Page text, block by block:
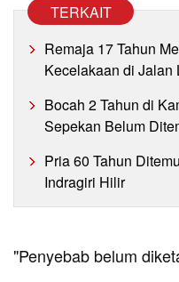
TERKAIT
Remaja 17 Tahun
Kecelakaan di Jalan
Bocah 2 Tahun di
Sepekan Belum
Pria 60 Tahun
Indragiri Hilir
"Penyebab belum